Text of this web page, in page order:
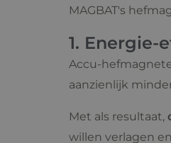
MAGBAT's
1. Energie-
Accu-
aanzienlijk
Met als resultaat,
willen verlagen